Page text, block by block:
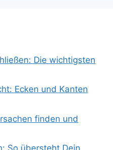
Die wichtigsten
Ecken und Kanten
finden und
So übersteht Dein